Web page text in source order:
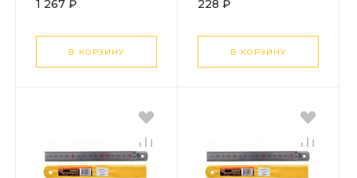
ABS, СКОЛЬЗЯЩИЕ
3046-18
1 267 ₽
В КОРЗИНУ
228 ₽
В КОРЗИНУ